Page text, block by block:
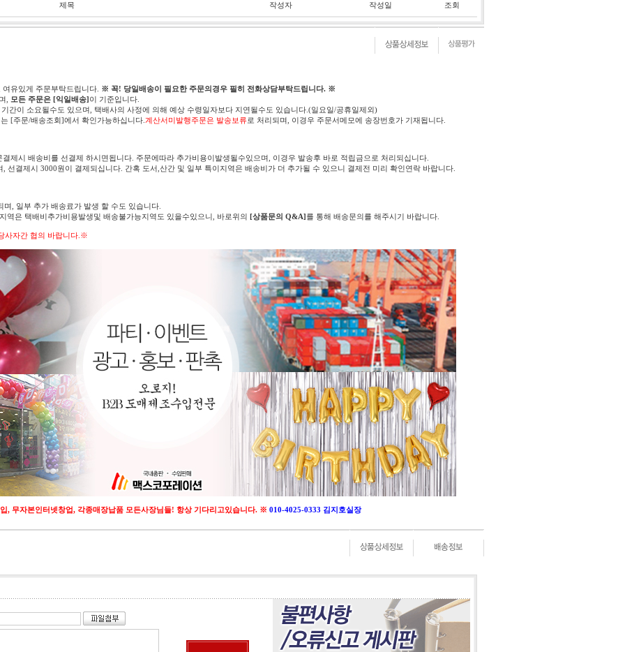
제목 작성자 작성일 조회
유있게 주문부탁드립니다. ※ 꼭! 당일배송이 필요한 주문의경우 필히 전화상담부탁드립니다. ※
,
모든 주문은 [익일배송]이 기준입니다.
간이 소요될수도 있으며, 택배사의 사정에 의해 예상 수령일자보다 지연될수도 있습니다.(일요일/공휴일제외)
[주문/배송조회]에서 확인가능하십니다. 계산서미발행주문은 발송보류로 처리되며, 이경우 주문서메모에 송장번호가 기재됩니다.
제시 배송비를 선결제 하시면됩니다. 주문에따라 추가비용이발생될수있으며, 이경우 발송후 바로 적립금으로 처리되십니다.
선결제시 3000원이 결제되십니다. 간혹 도서,산간 및 일부 특이지역은 배송비가 더 추가될 수 있으니 결제전 미리 확인연락 바랍니다.
, 일부 추가 배송료가 발생 할 수도 있습니다.
역은 택배비추가비용발생및 배송불가능지역도 있을수있으니, 바로위의 [상품문의 Q&A]를 통해 배송문의를 해주시기 바랍니다.
사자간 협의 바랍니다.※
, 무자본인터넷창업, 각종매장납품 모든사장님들! 항상 기다리고있습니다. ※ 010-4025-0333 김지호실장